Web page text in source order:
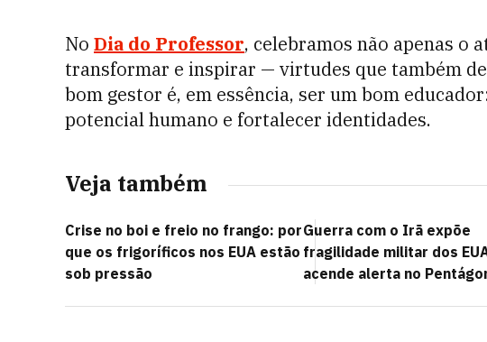
No Dia do Professor, celebramos não apenas o
transformar e inspirar — virtudes que também
bom gestor é, em essência, ser um bom
potencial humano e fortalecer identidades.
Veja também
Crise no boi e freio no frango: por
que os frigoríficos nos EUA estão
sob pressão
Guerra com o Irã expõe
fragilidade militar dos
acende alerta no